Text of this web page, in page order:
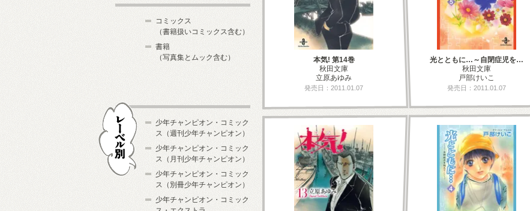
本気! 第14巻
秋田文庫
立原あゆみ
発売日：2011.01.07
光とともに…～自閉症児を…
秋田文庫
戸部けいこ
発売日：2011.01.07
コミックス
（書籍扱いコミックス含む）
書籍
（写真集とムック含む）
少年チャンピオン・コミック
ス（週刊少年チャンピオン）
少年チャンピオン・コミック
ス（月刊少年チャンピオン）
少年チャンピオン・コミック
ス（別冊少年チャンピオン）
少年チャンピオン・コミック